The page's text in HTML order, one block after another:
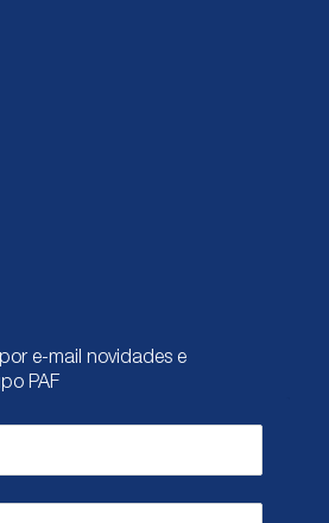
e-mail novidades e
PAF